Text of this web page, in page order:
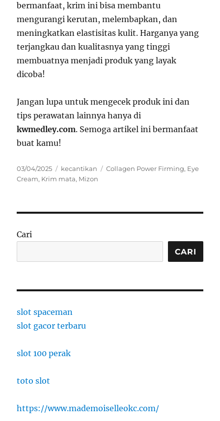
bermanfaat, krim ini bisa membantu
mengurangi kerutan, melembapkan, dan
meningkatkan elastisitas kulit. Harganya yang
terjangkau dan kualitasnya yang tinggi
membuatnya menjadi produk yang layak
dicoba!
Jangan lupa untuk mengecek produk ini dan
tips perawatan lainnya hanya di
kwmedley.com. Semoga artikel ini bermanfaat
buat kamu!
Posted
on
03/04/2025 Categories
kecantikan Tags
Collagen Power Firming, Eye
Cream, Krim mata, Mizon
Cari
CARI
slot spaceman
slot gacor terbaru
slot 100 perak
toto slot
https://www.mademoiselleokc.com/